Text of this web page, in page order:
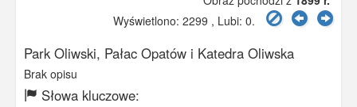
Wyświetlono: 2299 , Lubi: 0.
Park Oliwski, Pałac Opatów i Katedra Oliwska
Brak opisu
Słowa kluczowe: